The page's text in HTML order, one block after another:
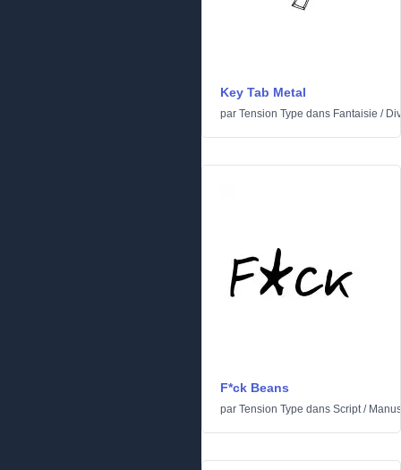
Key Tab Metal
par Tension Type dans Fantaisie /
F*ck Beans
par Tension Type dans Script/